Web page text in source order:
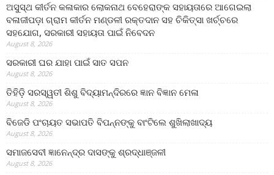
ଅସୁସ୍ଥ କୀର୍ତନ କଳାକାର ଲୋକନାଥ ବେହେରାଙ୍କ ସହାୟତାରେ ଆଗେଇଲା
ବଳାଜୀପଡ଼ା ଗ୍ରାମ କୀର୍ତନ ମଣ୍ଡଳୀ ରକ୍ତଦାନ ସହ ଚିକିତ୍ସା ଖର୍ଚ୍ଚରେ
ସହଯୋଗ, ସରକାରୀ ସହାୟତା ପାଇଁ ନିବେଦନ
August 8, 2026
ସରକାରୀ ଘର ଯାହା ପାଇଁ ସାତ ସପନ
August 8, 2026
ତିହିଡି଼ ସରସ୍ୱତୀ ଶିଶୁ ବିଦ୍ୟାମନ୍ଦିରରେ ଜ୍ଞାନ ବିଜ୍ଞାନ ମେଳା
August 8, 2026
ବିଜେଡି ପଂଚାୟତ ସଭାପତି ବିପନ୍ନଙ୍କୁ ବାଂଟିଲେ ଶୁଖିଲାଖାଦ୍ୟ
August 8, 2026
ସମାଜସେବୀ ଜ୍ଞାନେନ୍ଦ୍ର ଦାସଙ୍କୁ ଶ୍ରଦ୍ଧାଞ୍ଜଳୀ
August 8, 2026